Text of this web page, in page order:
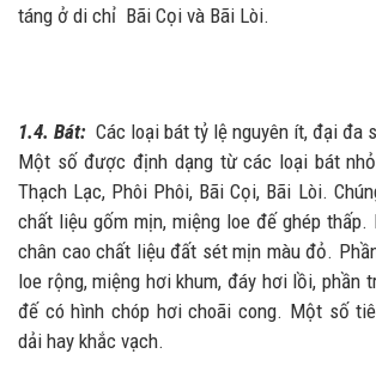
táng ở di chỉ Bãi Cọi và Bãi Lòi.
1.4. Bát: Các loại bát tỷ lệ nguyên ít, đại đa
Một số được định dạng từ các loại bát
Thạch Lạc, Phôi Phôi, Bãi Cọi, Bãi Lòi.
chất liệu gốm mịn, miệng loe đế ghép thấp.
chân cao chất liệu đất sét mịn màu đỏ.
loe rộng, miệng hơi khum, đáy hơi lồi, phần
đế có hình chóp hơi choãi cong. Một số
dải hay khắc vạch.